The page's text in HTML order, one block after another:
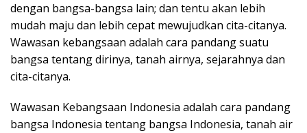
dengan bangsa-bangsa lain; dan tentu akan lebih
mudah maju dan lebih cepat mewujudkan cita-citanya.
Wawasan kebangsaan adalah cara pandang suatu
bangsa tentang dirinya, tanah airnya, sejarahnya dan
cita-citanya.
Wawasan Kebangsaan Indonesia adalah cara pandang
bangsa Indonesia tentang bangsa Indonesia, tanah air